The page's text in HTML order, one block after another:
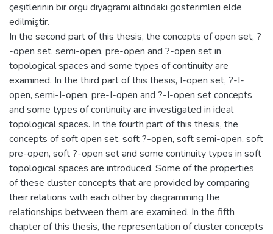
çeşitlerinin bir örgü diyagramı altındaki gösterimleri elde
edilmiştir.
In the second part of this thesis, the concepts of open set, ?
-open set, semi-open, pre-open and ?-open set in
topological spaces and some types of continuity are
examined. In the third part of this thesis, I-open set, ?-I-
open, semi-I-open, pre-I-open and ?-I-open set concepts
and some types of continuity are investigated in ideal
topological spaces. In the fourth part of this thesis, the
concepts of soft open set, soft ?-open, soft semi-open, soft
pre-open, soft ?-open set and some continuity types in soft
topological spaces are introduced. Some of the properties
of these cluster concepts that are provided by comparing
their relations with each other by diagramming the
relationships between them are examined. In the fifth
chapter of this thesis, the representation of cluster concepts